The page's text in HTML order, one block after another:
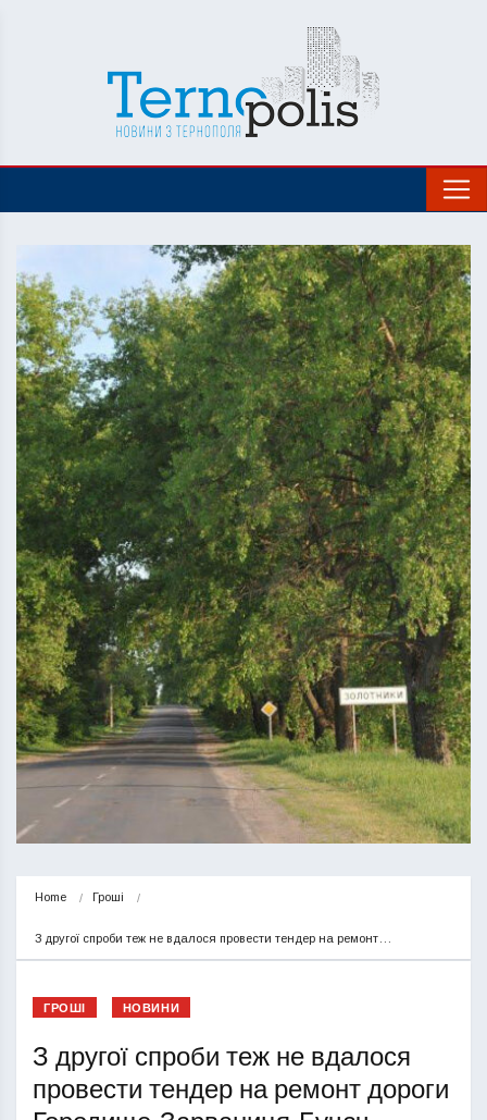
Home Гроші
З другої спроби теж не вдалося провести тендер на ремонт…
ГРОШІ НОВИНИ
З другої спроби теж не вдалося
провести тендер на ремонт дороги